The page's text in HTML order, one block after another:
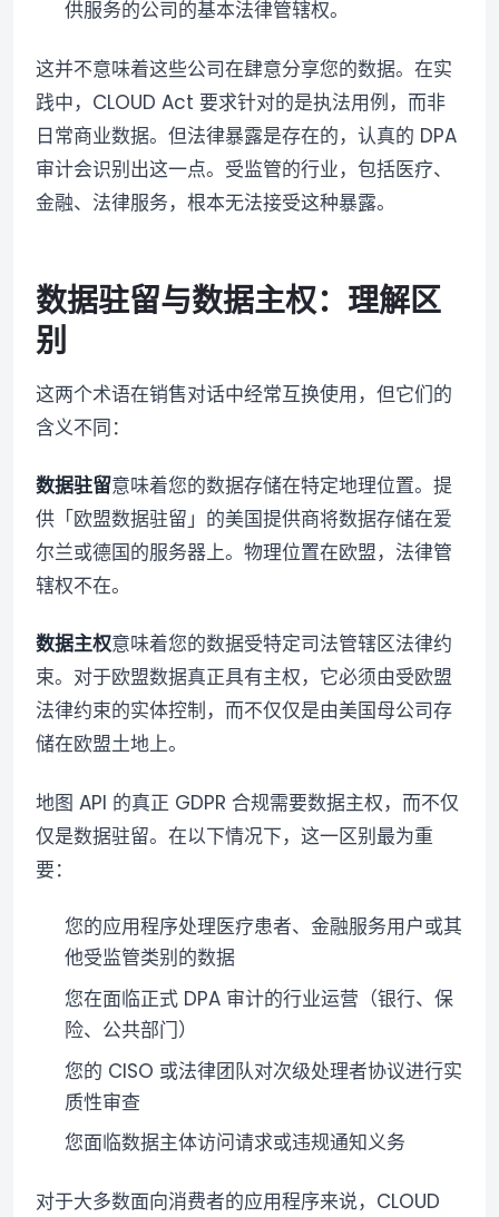
供服务的公司的基本法律管辖权。
这并不意味着这些公司在肆意分享您的数据。在实
践中，CLOUD Act 要求针对的是执法用例，而非
日常商业数据。但法律暴露是存在的，认真的 DPA
审计会识别出这一点。受监管的行业，包括医疗、
金融、法律服务，根本无法接受这种暴露。
数据驻留与数据主权：理解区
别
这两个术语在销售对话中经常互换使用，但它们的
含义不同：
数据驻留意味着您的数据存储在特定地理位置。提
供「欧盟数据驻留」的美国提供商将数据存储在爱
尔兰或德国的服务器上。物理位置在欧盟，法律管
辖权不在。
数据主权意味着您的数据受特定司法管辖区法律约
束。对于欧盟数据真正具有主权，它必须由受欧盟
法律约束的实体控制，而不仅仅是由美国母公司存
储在欧盟土地上。
地图 API 的真正 GDPR 合规需要数据主权，而不仅
仅是数据驻留。在以下情况下，这一区别最为重
要：
您的应用程序处理医疗患者、金融服务用户或其
他受监管类别的数据
您在面临正式 DPA 审计的行业运营（银行、保
险、公共部门）
您的 CISO 或法律团队对次级处理者协议进行实
质性审查
您面临数据主体访问请求或违规通知义务
对于大多数面向消费者的应用程序来说，CLOUD